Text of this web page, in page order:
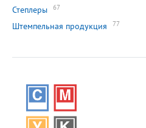
Степлеры 67
Штемпельная продукция 77